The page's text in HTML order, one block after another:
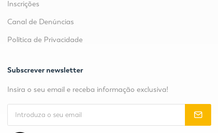
Inscrições
Canal de Denúncias
Política de Privacidade
Subscrever newsletter
Insira o seu email e receba informação exclusiva!